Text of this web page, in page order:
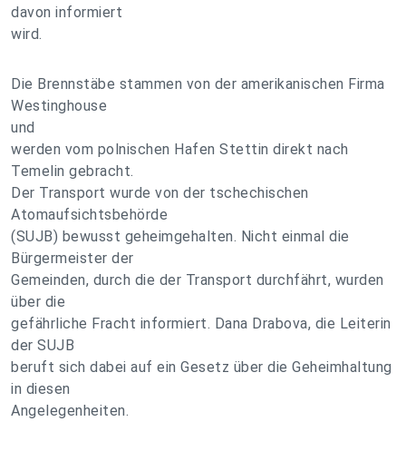
davon informiert
wird.
Die Brennstäbe stammen von der amerikanischen Firma
Westinghouse
und
werden vom polnischen Hafen Stettin direkt nach
Temelin gebracht.
Der Transport wurde von der tschechischen
Atomaufsichtsbehörde
(SUJB) bewusst geheimgehalten. Nicht einmal die
Bürgermeister der
Gemeinden, durch die der Transport durchfährt, wurden
über die
gefährliche Fracht informiert. Dana Drabova, die Leiterin
der SUJB
beruft sich dabei auf ein Gesetz über die Geheimhaltung
in diesen
Angelegenheiten.